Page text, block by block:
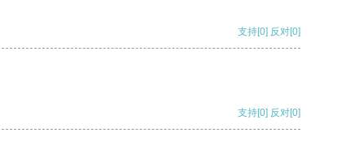
支持[0] 反对[0]
支持[0] 反对[0]